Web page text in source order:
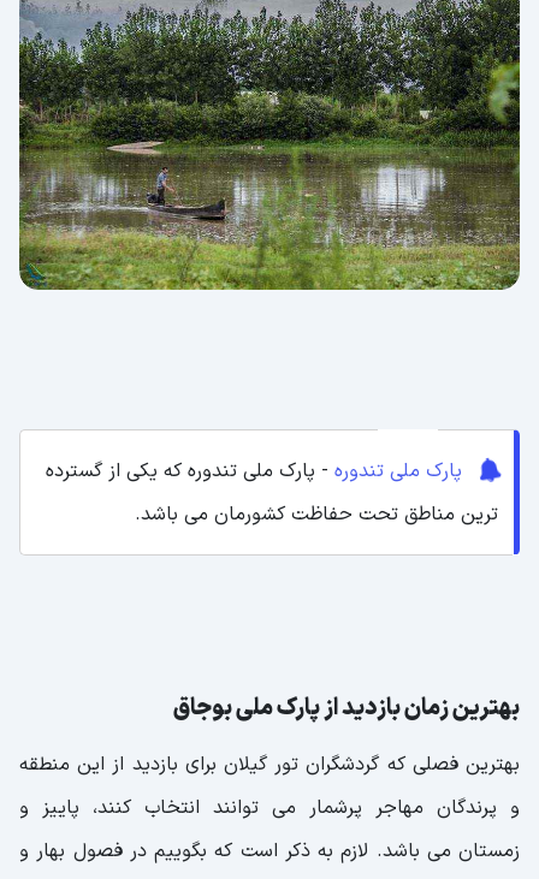
پارک ملی تندوره - پارک ملی تندوره که یکی از گسترده
ترین مناطق تحت حفاظت کشورمان می باشد.
بهترین زمان بازدید از پارک ملی بوجاق
بهترین فصلی که گردشگران تور گیلان برای بازدید از این منطقه
و پرندگان مهاجر پرشمار می توانند انتخاب کنند، پاییز و
زمستان می باشد. لازم به ذکر است که بگوییم در فصول بهار و